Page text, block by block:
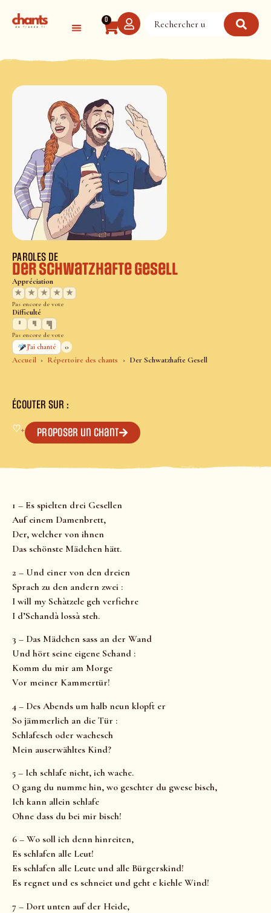
0
Accueil Répertoire des chants Der Schwatzhafte Gesell
PAROLES DE
Der Schwatzhafte Gesell
Appréciation
★
★ ★ ★ ★
Pas encore de vote
Difficulté
Pas encore de vote
J’ai chanté
0
ÉCOUTER SUR :
♡+ Proposer un chant
1 – Es spielten drei Gesellen
Auf einem Damenbrett,
Der, welcher von ihnen
Das schönste Mädchen hätt.
2 – Und einer von den dreien
Sprach zu den andern zwei :
I will my Schàtzele geh verfiehre
I d’Schandà lossà steh.
3 – Das Mädchen sass an der Wand
Und hört seine eigene Schand :
Komm du mir am Morge
Vor meiner Kammertür!
4 – Des Abends um halb neun klopft er
So jämmerlich an die Tür :
Schlafesch oder wachesch
Mein auserwähltes Kind?
5 – Ich schlafe nicht, ich wache.
O gang du numme hin, wo geschter du gwese bisch,
Ich kann allein schlafe
Ohne dass du bei mir bisch!
6 – Wo soll ich denn hinreiten,
Es schlafen alle Leut!
Es schlafen alle Leute und alle Bürgerskind!
Es regnet und es schneiet und geht e kiehle Wind!
7 – Dort unten auf der Heide,